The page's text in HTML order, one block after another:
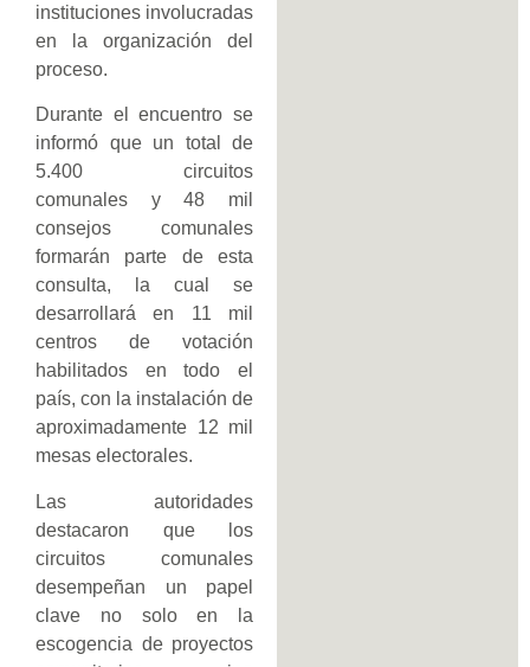
instituciones involucradas
en la organización del
proceso.
Durante el encuentro se
informó que un total de
5.400 circuitos
comunales y 48 mil
consejos comunales
formarán parte de esta
consulta, la cual se
desarrollará en 11 mil
centros de votación
habilitados en todo el
país, con la instalación de
aproximadamente 12 mil
mesas electorales.
Las autoridades
destacaron que los
circuitos comunales
desempeñan un papel
clave no solo en la
escogencia de proyectos